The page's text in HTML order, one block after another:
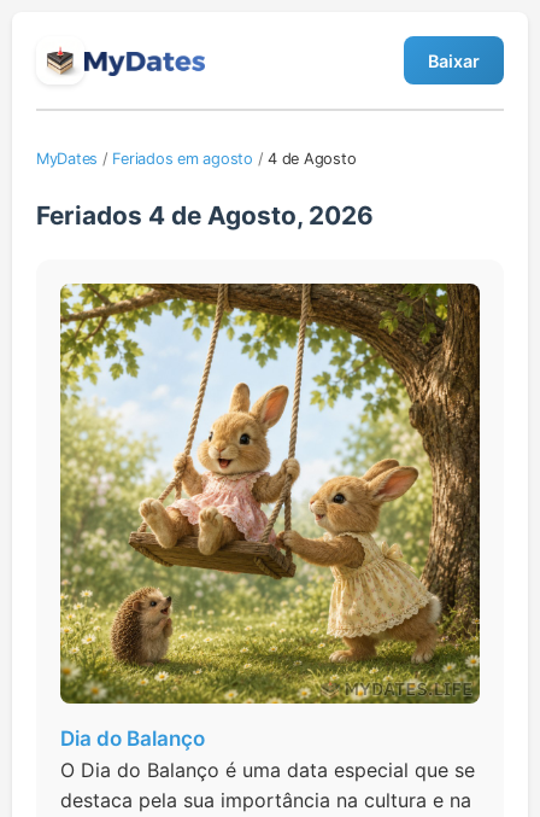
Baixar
MyDates / Feriados em agosto /4 de Agosto
Feriados 4 de Agosto, 2026
Dia do Balanço
O Dia do Balanço é uma data especial que se
destaca pela sua importância na cultura e na